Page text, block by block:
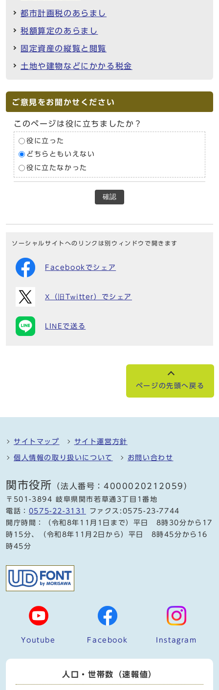
都市計画税のあらまし
税額算定のあらまし
固定資産の縦覧と閲覧
土地や建物などにかかる税金
ご意見をお聞かせください
このページは役に立ちましたか？
役に立った
どちらともいえない
役に立たなかった
確認
ソーシャルサイトへのリンクは別ウィンドウで開きます
Facebookでシェア
X（旧Twitter）でシェア
LINEで送る
ページの先頭へ戻る
サイトマップ サイト運営方針
個人情報の取り扱いについて お問い合わせ
関市役所 （法人番号：4000020212059）
〒501-3894 岐阜県関市若草通3丁目1番地
電話： 0575-22-3131
ファクス:0575-23-7744
開庁時間：（令和8年11月1日まで）平日 8時30分から17
時15分、（令和8年11月2日から）平日 8時45分から16
時45分
Youtube Facebook Instagram
人口・世帯数（速報値）